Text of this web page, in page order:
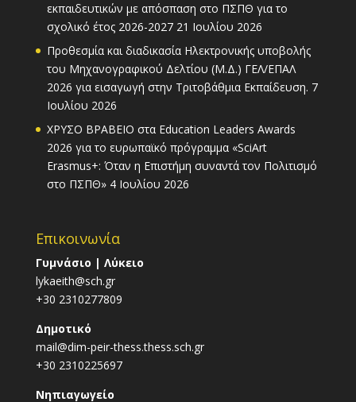
εκπαιδευτικών με απόσπαση στο ΠΣΠΘ για το
σχολικό έτος 2026-2027 21 Ιουλίου 2026
Προθεσμία και διαδικασία Ηλεκτρονικής υποβολής
του Μηχανογραφικού Δελτίου (Μ.Δ.) ΓΕΛ/ΕΠΑΛ
2026 για εισαγωγή στην Τριτοβάθμια Εκπαίδευση. 7
Ιουλίου 2026
ΧΡΥΣΟ ΒΡΑΒΕΙΟ στα Education Leaders Awards
2026 για το ευρωπαϊκό πρόγραμμα «SciArt
Erasmus+: Όταν η Επιστήμη συναντά τον Πολιτισμό
στο ΠΣΠΘ» 4 Ιουλίου 2026
Επικοινωνία
Γυμνάσιο | Λύκειο
lykaeith@sch.gr
+30 2310277809
Δημοτικό
mail@dim-peir-thess.thess.sch.gr
+30 2310225697
Νηπιαγωγείο